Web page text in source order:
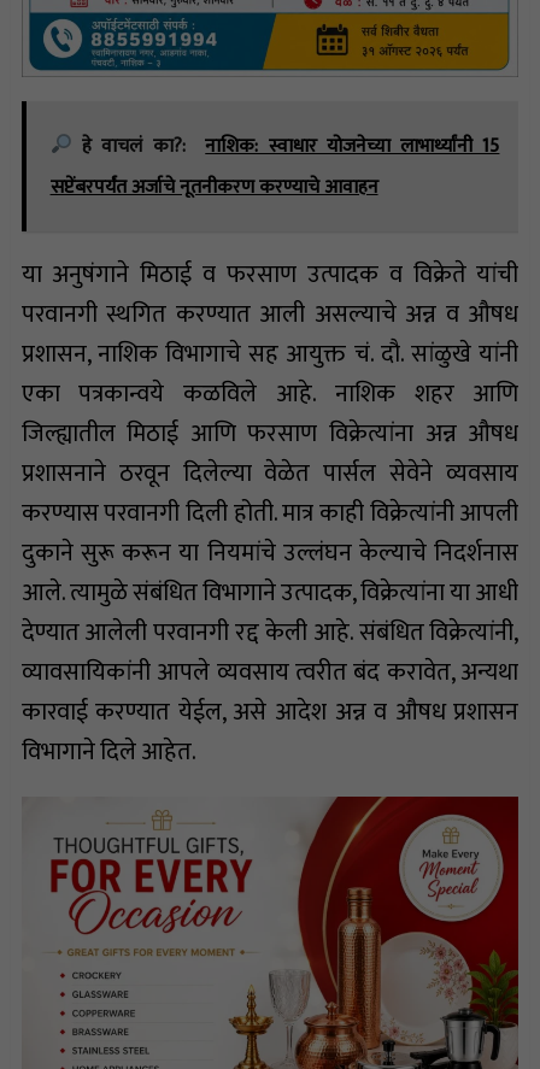
हे वाचलं का?:
नाशिक: स्वाधार योजनेच्या लाभार्थ्यांनी 15
सप्टेंबरपर्यंत अर्जाचे नूतनीकरण करण्याचे आवाहन
या अनुषंगाने मिठाई व फरसाण उत्पादक व विक्रेते यांची
परवानगी स्थगित करण्यात आली असल्याचे अन्न व औषध
प्रशासन, नाशिक विभागाचे सह आयुक्त चं. दौ. सांळुखे यांनी
एका पत्रकान्वये कळविले आहे. नाशिक शहर आणि
जिल्ह्यातील मिठाई आणि फरसाण विक्रेत्यांना अन्न औषध
प्रशासनाने ठरवून दिलेल्या वेळेत पार्सल सेवेने व्यवसाय
करण्यास परवानगी दिली होती. मात्र काही विक्रेत्यांनी आपली
दुकाने सुरू करून या नियमांचे उल्लंघन केल्याचे निदर्शनास
आले. त्यामुळे संबंधित विभागाने उत्पादक, विक्रेत्यांना या आधी
देण्यात आलेली परवानगी रद्द केली आहे. संबंधित विक्रेत्यांनी,
व्यावसायिकांनी आपले व्यवसाय त्वरीत बंद करावेत, अन्यथा
कारवाई करण्यात येईल, असे आदेश अन्न व औषध प्रशासन
विभागाने दिले आहेत.